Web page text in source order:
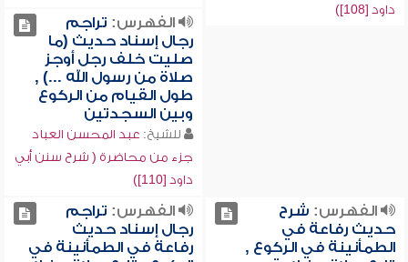
داود [108])
الفهرس: تراجم
رجال إسناد حديث (ما
صليت خلف رجل أوجز
صلاة من رسول الله ...) ,
طول القيام من الركوع
وبين السجدتين
للشيخ: عبد المحسن العباد
جزء من محاضرة ( شرح سنن أبي
داود [110])
الفهرس: شرح
حديث رفاعة في
الطمأنينة في الركوع ,
الفهرس: تراجم
رجال إسناد حديث
رفاعة في الطمأنينة في